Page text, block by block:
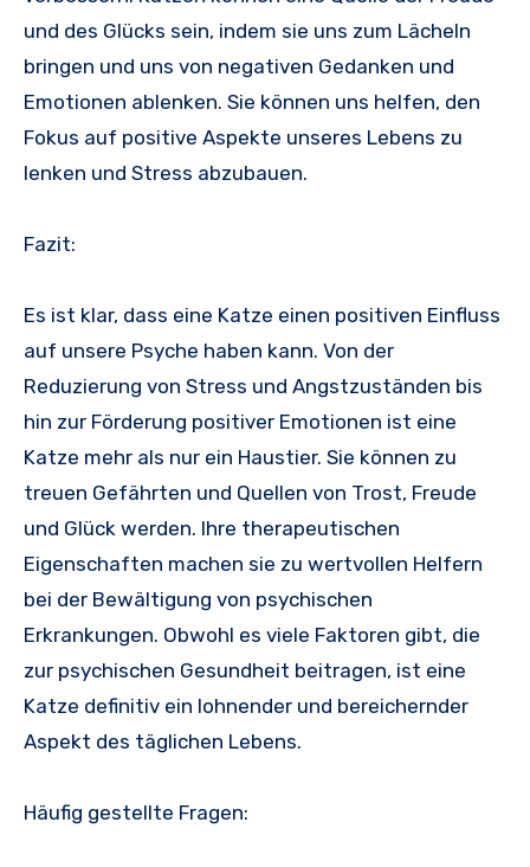
und des Glücks sein, indem sie uns zum Lächeln
bringen und uns von negativen Gedanken und
Emotionen ablenken. Sie können uns helfen, den
Fokus auf positive Aspekte unseres Lebens zu
lenken und Stress abzubauen.
Fazit:
Es ist klar, dass eine Katze einen positiven Einfluss
auf unsere Psyche haben kann. Von der
Reduzierung von Stress und Angstzuständen bis
hin zur Förderung positiver Emotionen ist eine
Katze mehr als nur ein Haustier. Sie können zu
treuen Gefährten und Quellen von Trost, Freude
und Glück werden. Ihre therapeutischen
Eigenschaften machen sie zu wertvollen Helfern
bei der Bewältigung von psychischen
Erkrankungen. Obwohl es viele Faktoren gibt, die
zur psychischen Gesundheit beitragen, ist eine
Katze definitiv ein lohnender und bereichernder
Aspekt des täglichen Lebens.
Häufig gestellte Fragen: